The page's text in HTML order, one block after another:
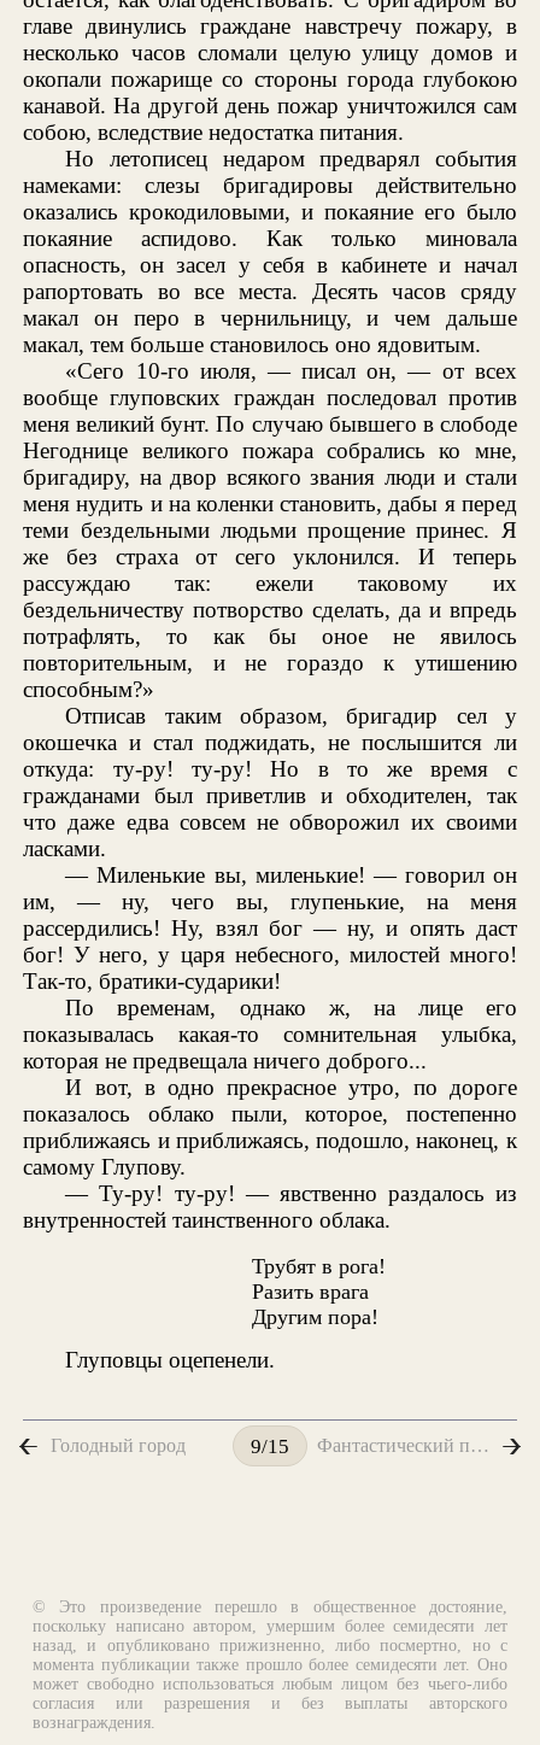
главе двинулись граждане навстречу пожару, в
несколько часов сломали целую улицу домов и
окопали пожарище со стороны города глубокою
канавой. На другой день пожар уничтожился сам
собою, вследствие недостатка питания.
Но летописец недаром предварял события
намеками: слезы бригадировы действительно
оказались крокодиловыми, и покаяние его было
покаяние аспидово. Как только миновала
опасность, он засел у себя в кабинете и начал
рапортовать во все места. Десять часов сряду
макал он перо в чернильницу, и чем дальше
макал, тем больше становилось оно ядовитым.
«Сего 10-го июля, — писал он, — от всех
вообще глуповских граждан последовал против
меня великий бунт. По случаю бывшего в слободе
Негоднице великого пожара собрались ко мне,
бригадиру, на двор всякого звания люди и стали
меня нудить и на коленки становить, дабы я перед
теми бездельными людьми прощение принес. Я
же без страха от сего уклонился. И теперь
рассуждаю так: ежели таковому их
бездельничеству потворство сделать, да и впредь
потрафлять, то как бы оное не явилось
повторительным, и не гораздо к утишению
способным?»
Отписав таким образом, бригадир сел у
окошечка и стал поджидать, не послышится ли
откуда: ту-ру! ту-ру! Но в то же время с
гражданами был приветлив и обходителен, так
что даже едва совсем не обворожил их своими
ласками.
— Миленькие вы, миленькие! — говорил он
им, — ну, чего вы, глупенькие, на меня
рассердились! Ну, взял бог — ну, и опять даст
бог! У него, у царя небесного, милостей много!
Так-то, братики-сударики!
По временам, однако ж, на лице его
показывалась какая-то сомнительная улыбка,
которая не предвещала ничего доброго...
И вот, в одно прекрасное утро, по дороге
показалось облако пыли, которое, постепенно
приближаясь и приближаясь, подошло, наконец, к
самому Глупову.
— Ту-ру! ту-ру! — явственно раздалось из
внутренностей таинственного облака.
Трубят в рога!
Разить врага
Другим пора!
Глуповцы оцепенели.
Голодный город 9/15 Фантастический путешественник
© Это произведение перешло в общественное достояние,
поскольку написано автором, умершим более семидесяти лет
назад, и опубликовано прижизненно, либо посмертно, но с
момента публикации также прошло более семидесяти лет. Оно
может свободно использоваться любым лицом без чьего-либо
согласия или разрешения и без выплаты авторского
вознаграждения.